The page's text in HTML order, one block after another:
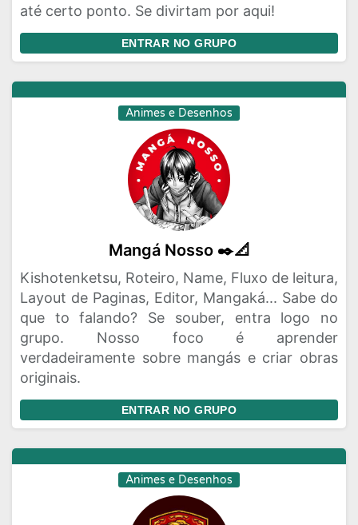
até certo ponto. Se divirtam por aqui!
ENTRAR NO GRUPO
Animes e Desenhos
Mangá Nosso ✒️📐
Kishotenketsu, Roteiro, Name, Fluxo de leitura,
Layout de Paginas, Editor, Mangaká... Sabe do
que to falando? Se souber, entra logo no
grupo. Nosso foco é aprender
verdadeiramente sobre mangás e criar obras
originais.
ENTRAR NO GRUPO
Animes e Desenhos